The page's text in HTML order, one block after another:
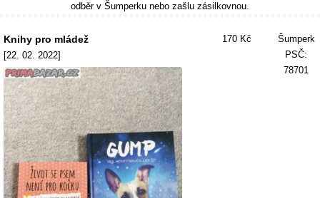
odběr v Šumperku nebo zašlu zásilkovnou.
Knihy pro mládež
[22. 02. 2022]
170 Kč
Šumperk
PSČ:
78701